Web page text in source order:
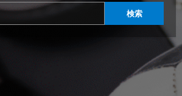
検索